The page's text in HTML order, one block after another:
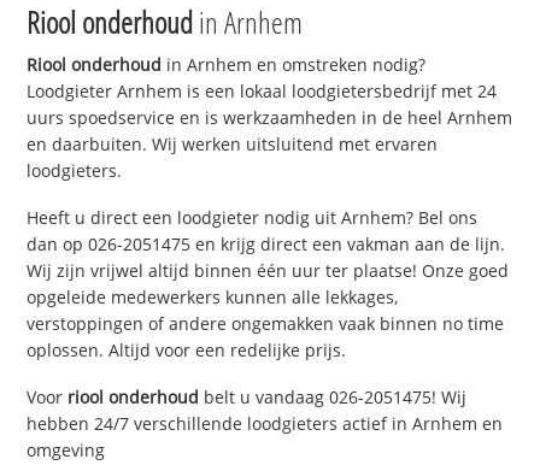
Riool onderhoudin Arnhem
Riool onderhoud in Arnhem en omstreken nodig?
Loodgieter Arnhem is een lokaal loodgietersbedrijf met 24
uurs spoedservice en is werkzaamheden in de heel Arnhem
en daarbuiten. Wij werken uitsluitend met ervaren
loodgieters.
Heeft u direct een loodgieter nodig uit Arnhem? Bel ons
dan op 026-2051475 en krijg direct een vakman aan de lijn.
Wij zijn vrijwel altijd binnen één uur ter plaatse! Onze goed
opgeleide medewerkers kunnen alle lekkages,
verstoppingen of andere ongemakken vaak binnen no time
oplossen. Altijd voor een redelijke prijs.
Voor riool onderhoud belt u vandaag 026-2051475! Wij
hebben 24/7 verschillende loodgieters actief in Arnhem en
omgeving